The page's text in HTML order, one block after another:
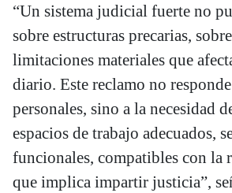
“Un sistema judicial fuerte no
sobre estructuras precarias,
limitaciones materiales que
diario. Este reclamo no
personales, sino a la necesidad
espacios de trabajo adecuados,
funcionales, compatibles con la
que implica impartir justicia”,